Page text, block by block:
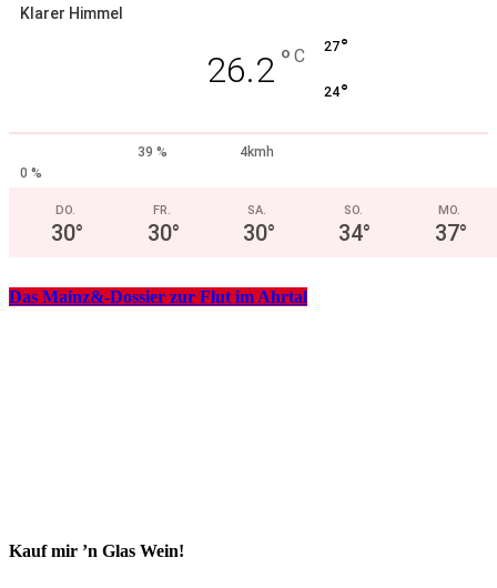
Klarer Himmel
26.2 ° C 27°
24°
39 %
4kmh
0 %
DO.
30°
FR.
30°
SA.
30°
SO.
34°
MO.
37°
Das Mainz&-Dossier zur Flut im Ahrtal
Kauf mir ’n Glas Wein!